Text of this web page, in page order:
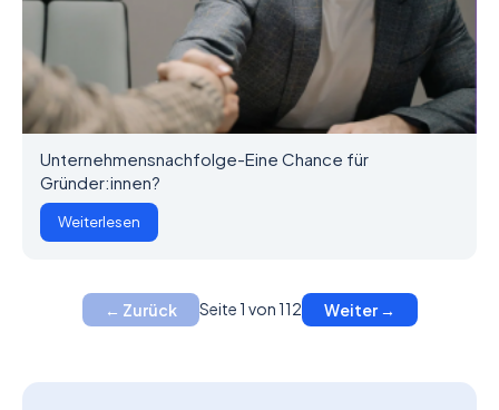
Unternehmensnachfolge-Eine Chance für
Gründer:innen?
Weiterlesen
← Zurück Seite 1 von 112 Weiter →